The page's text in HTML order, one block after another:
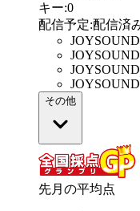
キー:0
配信予定:配信済
その他
先月の平均点